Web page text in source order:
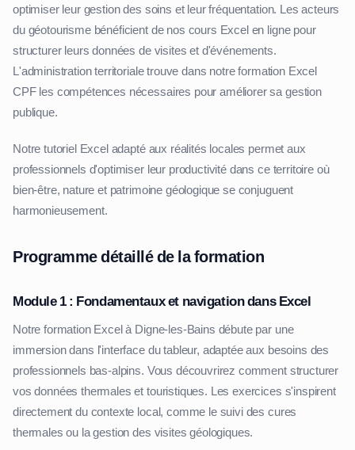
optimiser leur gestion des soins et leur fréquentation. Les acteurs
du géotourisme bénéficient de nos cours Excel en ligne pour
structurer leurs données de visites et d'événements.
L'administration territoriale trouve dans notre formation Excel
CPF les compétences nécessaires pour améliorer sa gestion
publique.
Notre tutoriel Excel adapté aux réalités locales permet aux
professionnels d'optimiser leur productivité dans ce territoire où
bien-être, nature et patrimoine géologique se conjuguent
harmonieusement.
Programme détaillé de la formation
Module 1 : Fondamentaux et navigation dans Excel
Notre formation Excel à Digne-les-Bains débute par une
immersion dans l'interface du tableur, adaptée aux besoins des
professionnels bas-alpins. Vous découvrirez comment structurer
vos données thermales et touristiques. Les exercices s'inspirent
directement du contexte local, comme le suivi des cures
thermales ou la gestion des visites géologiques.